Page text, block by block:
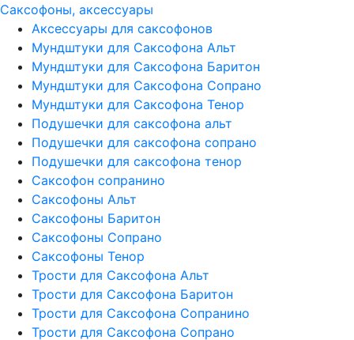
Саксофоны, аксессуары
Аксессуары для саксофонов
Мундштуки для Саксофона Альт
Мундштуки для Саксофона Баритон
Мундштуки для Саксофона Сопрано
Мундштуки для Саксофона Тенор
Подушечки для саксофона альт
Подушечки для саксофона сопрано
Подушечки для саксофона тенор
Саксофон сопранино
Саксофоны Альт
Саксофоны Баритон
Саксофоны Сопрано
Саксофоны Тенор
Трости для Саксофона Альт
Трости для Саксофона Баритон
Трости для Саксофона Сопранино
Трости для Саксофона Сопрано